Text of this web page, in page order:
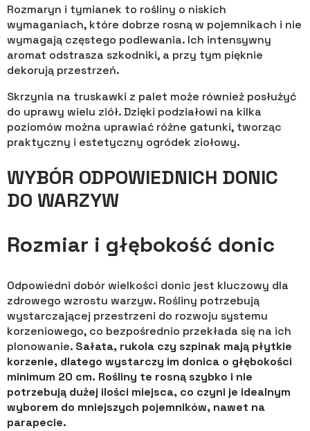
Rozmaryn i tymianek to rośliny o niskich
wymaganiach, które dobrze rosną w pojemnikach i nie
wymagają częstego podlewania. Ich intensywny
aromat odstrasza szkodniki, a przy tym pięknie
dekorują przestrzeń.
Skrzynia na truskawki z palet może również posłużyć
do uprawy wielu ziół. Dzięki podziałowi na kilka
poziomów można uprawiać różne gatunki, tworząc
praktyczny i estetyczny ogródek ziołowy.
WYBÓR ODPOWIEDNICH DONIC
DO WARZYW
Rozmiar i głębokość donic
Odpowiedni dobór wielkości donic jest kluczowy dla
zdrowego wzrostu warzyw. Rośliny potrzebują
wystarczającej przestrzeni do rozwoju systemu
korzeniowego, co bezpośrednio przekłada się na ich
plonowanie. Sałata, rukola czy szpinak mają płytkie
korzenie, dlatego wystarczy im donica o głębokości
minimum 20 cm. Rośliny te rosną szybko i nie
potrzebują dużej ilości miejsca, co czyni je idealnym
wyborem do mniejszych pojemników, nawet na
parapecie.